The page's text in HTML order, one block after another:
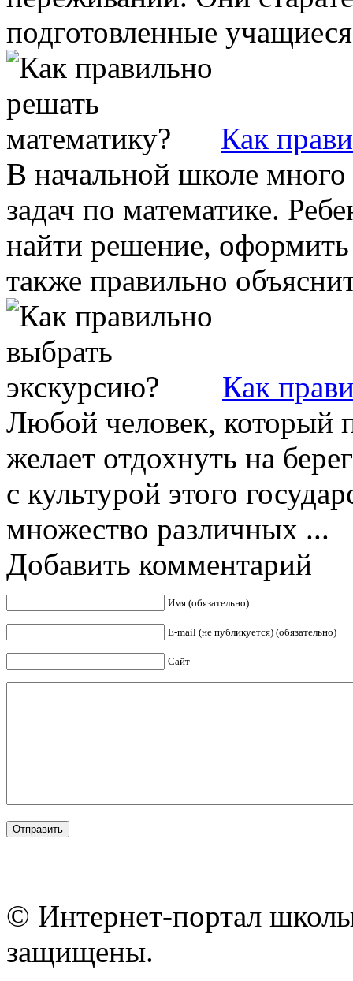
подготовленные
Как
В начальной школе
задач по математике.
найти решение, оформить
также правильно
Как
Любой человек, который
желает отдохнуть на
с культурой этого
множество различных ...
Добавить комментарий
Имя (обязательно)
E-mail (не публикуется) (обязательно)
Сайт
© Интернет-портал
защищены.